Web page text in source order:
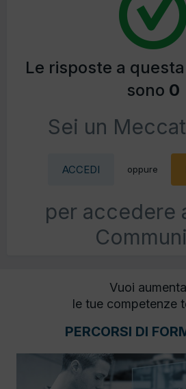
Le risposte a
sono 0
Sei un
ACCEDI oppure
per accedere
Vuoi
le tue competenze
PERCORSI DI